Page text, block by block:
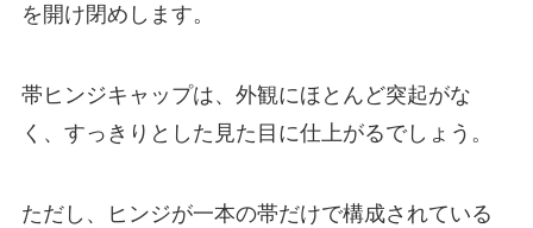
を開け閉めします。
帯ヒンジキャップは、外観にほとんど突起がな
く、すっきりとした見た目に仕上がるでしょう。
ただし、ヒンジが一本の帯だけで構成されている